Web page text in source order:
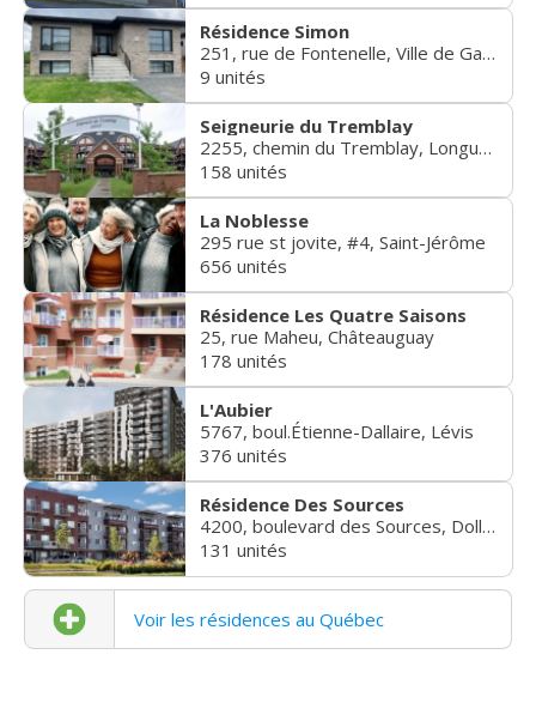
Résidence Simon
251, rue de Fontenelle, Ville de Gatineau
9 unités
Seigneurie du Tremblay
2255, chemin du Tremblay, Longueuil
158 unités
La Noblesse
295 rue st jovite, #4, Saint-Jérôme
656 unités
Résidence Les Quatre Saisons
25, rue Maheu, Châteauguay
178 unités
L'Aubier
5767, boul.Étienne-Dallaire, Lévis
376 unités
Résidence Des Sources
4200, boulevard des Sources, Dollard-des-Ormeaux
131 unités
Voir les résidences au Québec